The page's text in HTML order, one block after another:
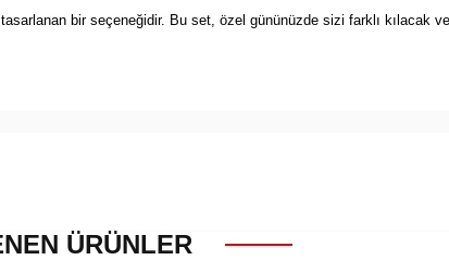
bir seçeneğidir. Bu set, özel gününüzde sizi farklı kılacak
ÜRÜNLER